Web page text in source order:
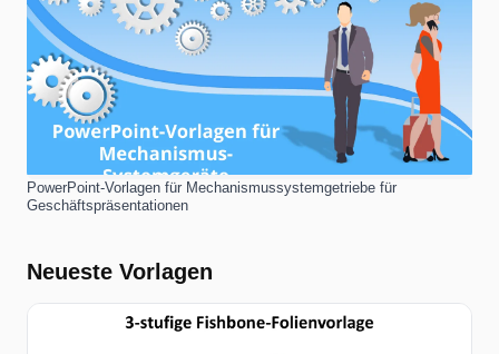
PowerPoint-Vorlagen für Mechanismussystemgetriebe für
Geschäftspräsentationen
Neueste Vorlagen